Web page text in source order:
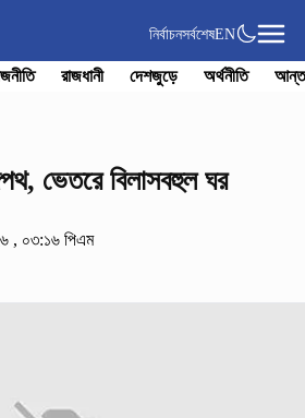
নির্বাচনসর্বশেষEN
রাজধানী দেশজুড়ে অর্থনীতি
ভেতরে বিলাসবহুল ঘর
, ০৩:১৬ পিএম